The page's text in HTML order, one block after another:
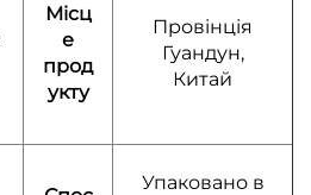
Місц
е
прод
укту
Провінція
Гуандун,
Китай
Упаковано в